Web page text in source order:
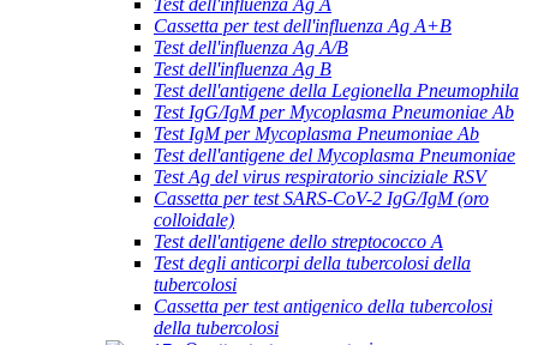
Cassetta per test dell'influenza Ag A+B
Test dell'influenza Ag A/B
Test dell'influenza Ag B
Test dell'antigene della Legionella Pneumophila
Test IgG/IgM per Mycoplasma Pneumoniae Ab
Test IgM per Mycoplasma Pneumoniae Ab
Test dell'antigene del Mycoplasma Pneumoniae
Test Ag del virus respiratorio sinciziale RSV
Cassetta per test SARS-CoV-2 IgG/IgM (oro
colloidale)
Test dell'antigene dello streptococco A
Test degli anticorpi della tubercolosi della
tubercolosi
Cassetta per test antigenico della tubercolosi
della tubercolosi